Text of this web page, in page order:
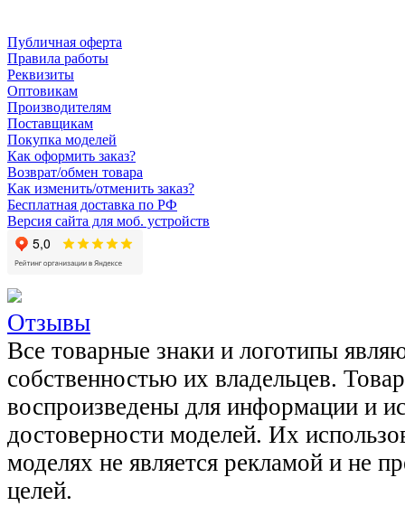
Публичная оферта
Правила работы
Реквизиты
Оптовикам
Производителям
Поставщикам
Покупка моделей
Как оформить заказ?
Возврат/обмен товара
Как изменить/отменить заказ?
Бесплатная доставка по РФ
Версия сайта для моб. устройств
Отзывы
Все товарные знаки и логотипы
собственностью их владельцев.
воспроизведены для информации и
достоверности моделей. Их
моделях не является рекламой и не
целей.